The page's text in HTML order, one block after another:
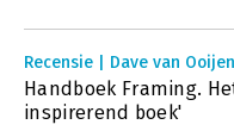
Recensie | Dave van Ooijen
Handboek Framing.
inspirerend boek'